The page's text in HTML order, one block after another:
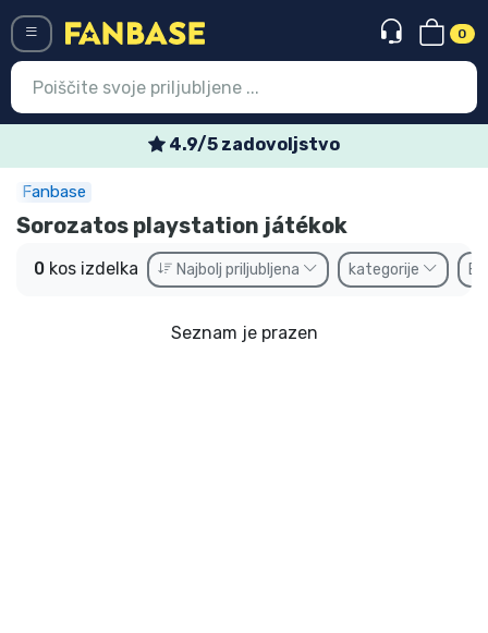
0
4.9/5 zadovoljstvo
Fanbase
Sorozatos playstation játékok
0 kos izdelka Najbolj priljubljena kategorije
Seznam je prazen
Najnovejsi izdelki